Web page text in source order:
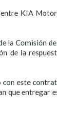
KIA
la Comisión
de la
con este
que entregar